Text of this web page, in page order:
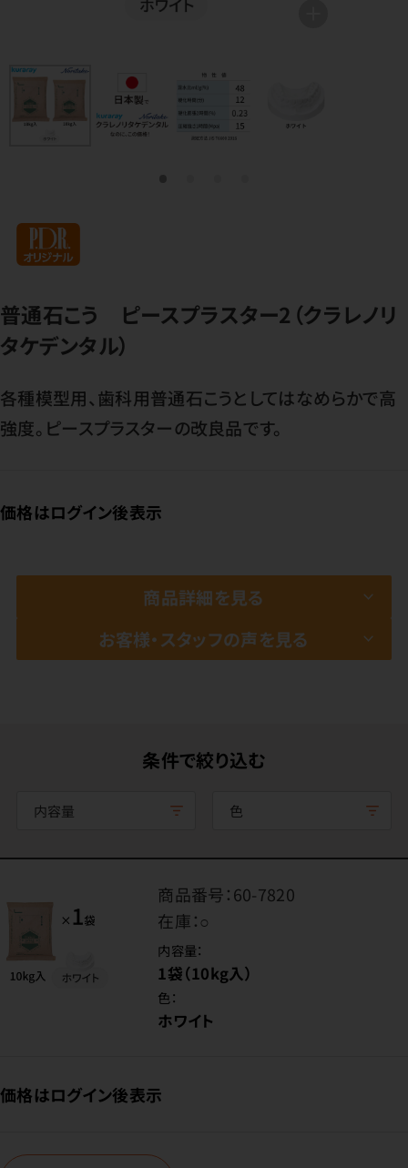
普通石こう ピースプラスター2（クラレノリ
タケデンタル）
各種模型用、歯科用普通石こうとしてはなめらかで高
強度。ピースプラスターの改良品です。
価格はログイン後表示
商品詳細を見る
お客様・スタッフの声を見る
条件で絞り込む
内容量 色
商品番号：60-7820
在庫：○
内容量：
1袋（10kg入）
色：
ホワイト
価格はログイン後表示